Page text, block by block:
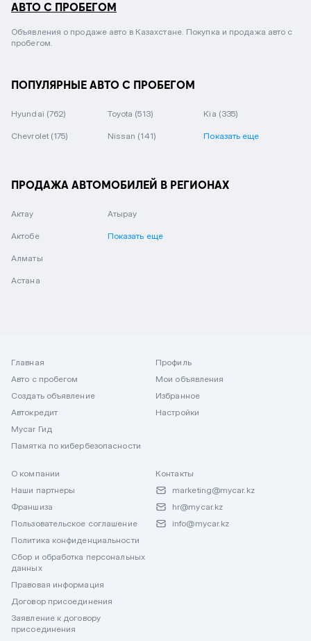
АВТО С ПРОБЕГОМ
Объявления о продаже авто в Казахстане. Покупка и продажа авто с
пробегом.
ПОПУЛЯРНЫЕ АВТО С ПРОБЕГОМ
Hyundai (762) Toyota (513) Kia (335)
Chevrolet (175) Nissan (141) Показать еще
ПРОДАЖА АВТОМОБИЛЕЙ В РЕГИОНАХ
Актау
Актобе
Алматы
Астана
Атырау
Показать еще
Главная
Авто с пробегом
Создать объявление
Автокредит
Mycar Гид
Памятка по кибербезопасности
Профиль
Мои объявления
Избранное
Настройки
О компании
Наши партнеры
Франшиза
Пользовательское соглашение
Политика конфиденциальности
Сбор и обработка персональных
данных
Правовая информация
Договор присоединения
Заявление к договору
присоединения
Контакты
marketing@mycar.kz
hr@mycar.kz
info@mycar.kz